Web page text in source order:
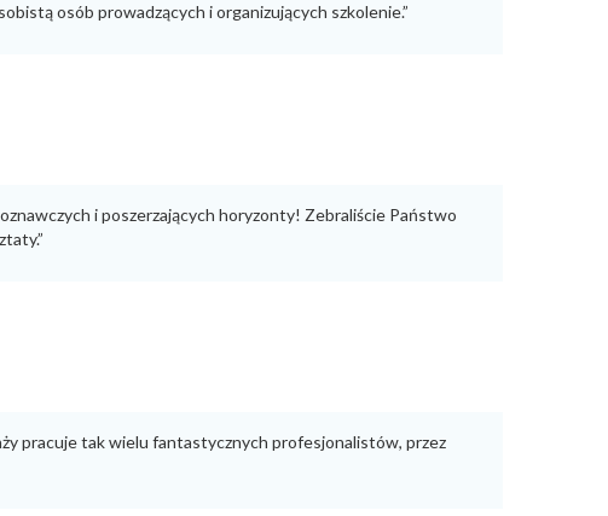
osób prowadzących i organizujących szkolenie.”
i poszerzających horyzonty! Zebraliście Państwo
pracuje tak wielu fantastycznych profesjonalistów, przez